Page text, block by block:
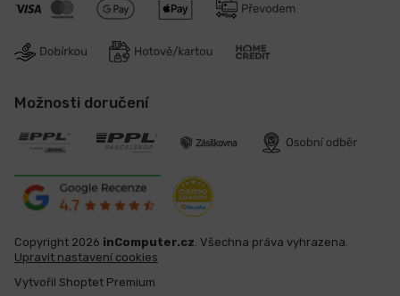
Možnosti doručení
Vytvořil Shoptet Premium
Copyright 2026 inComputer.cz. Všechna práva vyhrazena.
Upravit nastavení cookies